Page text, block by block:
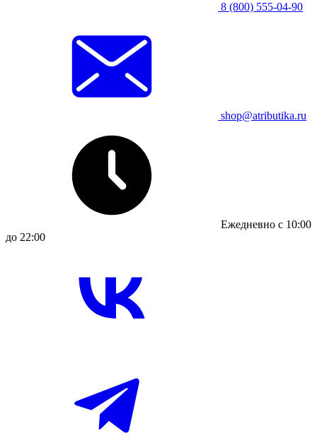
8 (800) 555-04-90
shop@atributika.ru
Ежедневно с 10:00
до 22:00